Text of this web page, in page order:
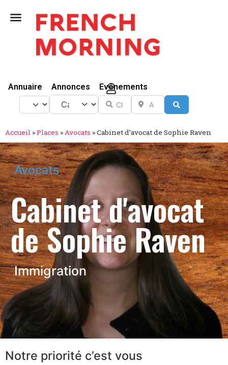
Annuaire Annonces Evénements
Select search type
Catégorie ChercherA proximité de
Accueil »Places »Avocats »Cabinet d’avocat de Sophie Raven
Avocats
Cabinet d'avocat
de Sophie Raven
Immigration
Notre priorité c’est vous